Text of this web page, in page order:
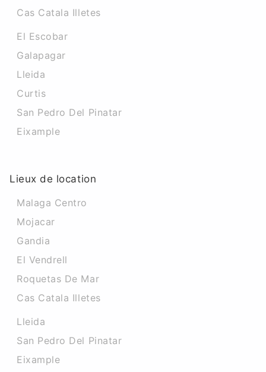
Cas Catala Illetes
El Escobar
Galapagar
Lleida
Curtis
San Pedro Del Pinatar
Eixample
Lieux de location
Malaga Centro
Mojacar
Gandia
El Vendrell
Roquetas De Mar
Cas Catala Illetes
Lleida
San Pedro Del Pinatar
Eixample